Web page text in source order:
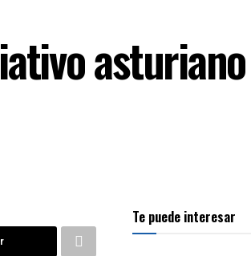
Te puede interesar